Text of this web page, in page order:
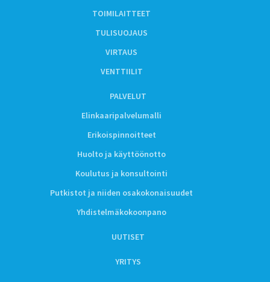
TOIMILAITTEET
TULISUOJAUS
VIRTAUS
VENTTIILIT
PALVELUT
Elinkaaripalvelumalli
Erikoispinnoitteet
Huolto ja käyttöönotto
Koulutus ja konsultointi
Putkistot ja niiden osakokonaisuudet
Yhdistelmäkokoonpano
UUTISET
YRITYS